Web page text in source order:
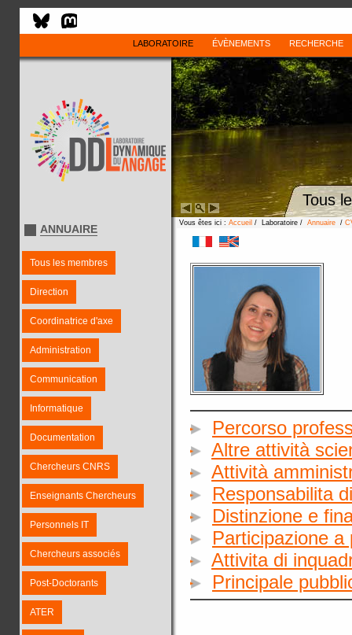
LABORATOIRE ÉVÈNEMENTS RECHERCHE
Tous
ANNUAIRE
Tous les membres
Direction
Coordinatrice d'axe
Administration
Communication
Informatique
Documentation
Chercheurs CNRS
Enseignants Chercheurs
Personnels IT
Chercheurs associés
Post-Doctorants
ATER
Vous êtes ici : Accueil / Laboratoire / Annuaire /
Percorso
Altre attività
Attività
Responsabilita
Distinzione e
Participazione a
Attivita di
Principale